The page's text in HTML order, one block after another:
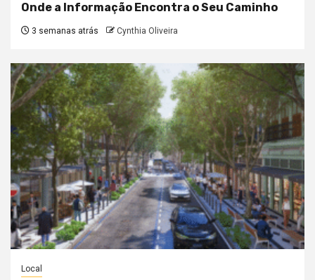
Onde a Informação Encontra o Seu Caminho
3 semanas atrás Cynthia Oliveira
Local